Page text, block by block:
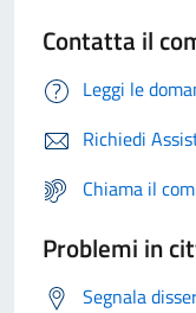
Contatta il
Leggi le
Richiedi
Chiama il
Problemi in
Segnala